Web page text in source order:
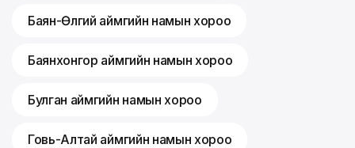
Баян-Өлгий аймгийн намын хороо
Баянхонгор аймгийн намын хороо
Булган аймгийн намын хороо
Говь-Алтай аймгийн намын хороо